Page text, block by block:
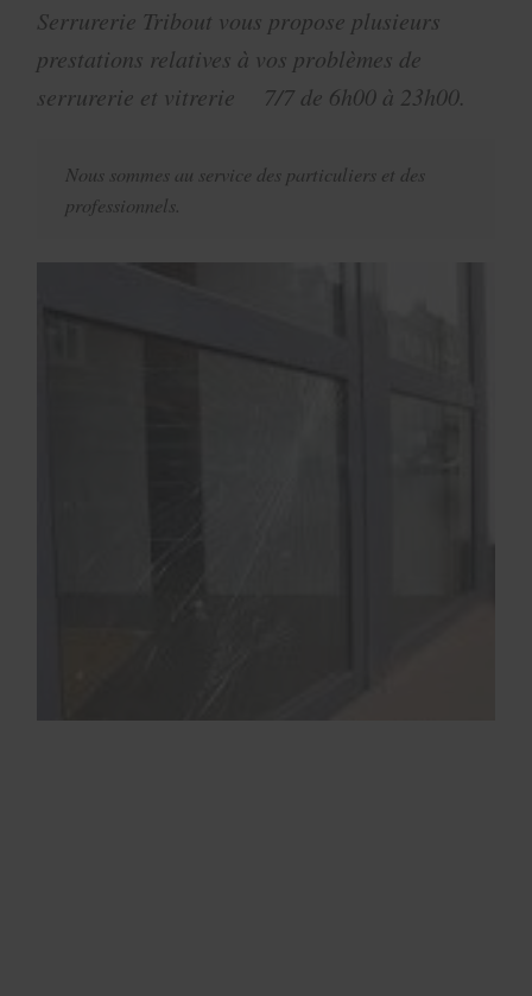
Serrurerie Tribout vous propose plusieurs
prestations relatives à vos problèmes de
serrurerie et vitrerie 7/7 de 6h00 à 23h00.
Nous sommes au service des particuliers et des
professionnels.